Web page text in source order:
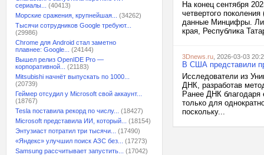
сериалы...
(40413)
Морские сражения, крупнейшая...
(34262)
Тысячи сотрудников Google требуют...
(29986)
Chrome для Android стал заметно
плавнее: Google...
(24144)
Вышел релиз OpenIDE Pro —
корпоративной...
(21183)
Mitsubishi начнёт выпускать по 1000...
(20739)
Геймер отсудил у Microsoft свой аккаунт...
(18767)
Tesla поставила рекорд по числу...
(18427)
Microsoft представила ИИ, который...
(18154)
Энтузиаст потратил три тысячи...
(17490)
«Яндекс» улучшил поиск АЗС без...
(17273)
Samsung рассчитывает запустить...
(17042)
На конец сентября
четвертого
данные Минцифры.
края, Республика
3Dnews.ru , 2026-03-03
В США представили
Исследователи из
ДНК, разработав
Ранее ДНК благодаря
только для
поскольку...